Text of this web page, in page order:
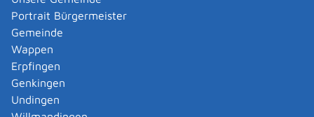
Portrait Bürgermeister
Gemeinde
Wappen
Erpfingen
Genkingen
Undingen
Dabei überträgt das Familiengericht die Hälfte des in
der Ehezeit erworbenen Versorgungswerts, den
sogenannten Ausgleichswert, auf die
ausgleichsberechtigte Person. Diese Übertragung
erfolgt zu Lasten des Anrechts der ausgleichspflichtigen
Person, deren Versorgung gekürzt wird.
Ausnahmsweise werden Anrechte in bestimmten Fällen